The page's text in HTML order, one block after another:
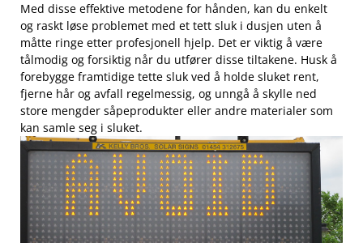
Med disse effektive ‌metodene for hånden, kan du enkelt
og raskt ‍løse problemet med‍ et tett ⁣sluk i dusjen uten å
⁤måtte‌ ringe etter profesjonell hjelp. Det er viktig‍ å være
tålmodig og ‌forsiktig ⁣når du ​utfører disse tiltakene. Husk å
forebygge framtidige tette sluk ⁣ved å holde sluket rent,
fjerne hår og avfall​ regelmessig, og unngå å skylle ned
store mengder såpeprodukter eller andre‌ materialer som
kan samle seg i sluket.